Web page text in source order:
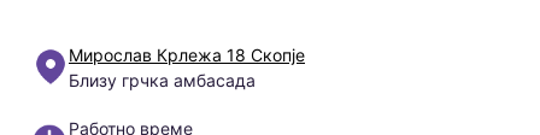
Мирослав Крлежа 18 Скопје
Близу грчка амбасада
Работно време